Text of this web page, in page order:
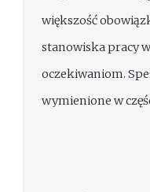
większość
stanowiska pracy
oczekiwaniom.
wymienione w